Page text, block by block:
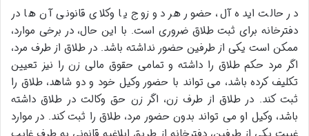
در حالت ایده آل، حضور هر دو زوج یا وکلای قانونی آن ها در
دفترخانه برای ثبت طلاق ضروری است. با این حال، در برخی موارد،
ممکن است یکی از طرفین حضور نداشته باشد. در طلاق از طرف مرد،
اگر مرد حکم طلاق را داشته و تمامی حقوق مالی زن را نیز تعیین
تکلیف کرده باشد، می تواند با حضور وکیل خود و دو شاهد، طلاق را
ثبت کند. در طلاق از طرف زن، اگر زن حق وکالت در طلاق داشته
باشد، وکیل او می تواند بدون حضور مرد، طلاق را ثبت کند. در موارد